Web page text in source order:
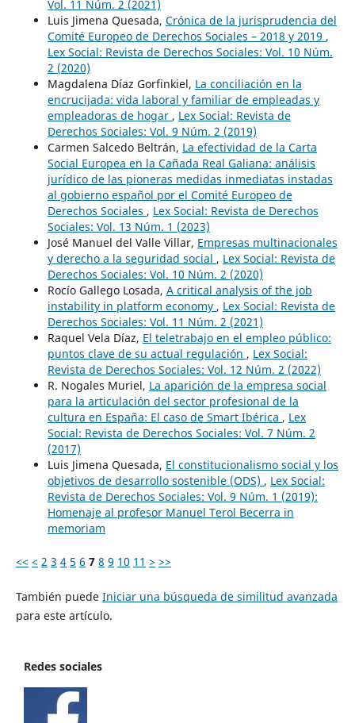
Vol. 11 Núm. 2 (2021)
Luis Jimena Quesada, Crónica de la jurisprudencia del
Comité Europeo de Derechos Sociales – 2018 y 2019 ,
Lex Social: Revista de Derechos Sociales: Vol. 10 Núm.
2 (2020)
Magdalena Díaz Gorfinkiel, La conciliación en la
encrucijada: vida laboral y familiar de empleadas y
empleadoras de hogar , Lex Social: Revista de
Derechos Sociales: Vol. 9 Núm. 2 (2019)
Carmen Salcedo Beltrán, La efectividad de la Carta
Social Europea en la Cañada Real Galiana: análisis
jurídico de las pioneras medidas inmediatas instadas
al gobierno español por el Comité Europeo de
Derechos Sociales , Lex Social: Revista de Derechos
Sociales: Vol. 13 Núm. 1 (2023)
José Manuel del Valle Villar, Empresas multinacionales
y derecho a la seguridad social , Lex Social: Revista de
Derechos Sociales: Vol. 10 Núm. 2 (2020)
Rocío Gallego Losada, A critical analysis of the job
instability in platform economy , Lex Social: Revista de
Derechos Sociales: Vol. 11 Núm. 2 (2021)
Raquel Vela Díaz, El teletrabajo en el empleo público:
puntos clave de su actual regulación , Lex Social:
Revista de Derechos Sociales: Vol. 12 Núm. 2 (2022)
R. Nogales Muriel, La aparición de la empresa social
para la articulación del sector profesional de la
cultura en España: El caso de Smart Ibérica , Lex
Social: Revista de Derechos Sociales: Vol. 7 Núm. 2
(2017)
Luis Jimena Quesada, El constitucionalismo social y los
objetivos de desarrollo sostenible (ODS) , Lex Social:
Revista de Derechos Sociales: Vol. 9 Núm. 1 (2019):
Homenaje al profesor Manuel Terol Becerra in
memoriam
<< < 2 3 4 5 6 7 8 9 10 11 > >>
También puede Iniciar una búsqueda de similitud avanzada
para este artículo.
Redes sociales